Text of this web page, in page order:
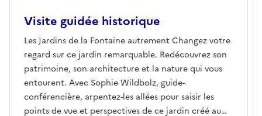
Visite guidée historique
Les Jardins de la Fontaine autrement Changez votre
regard sur ce jardin remarquable. Redécouvrez son
patrimoine, son architecture et la nature qui vous
entourent. Avec Sophie Wildbolz, guide-
conférencière, arpentez-les allées pour saisir les
points de vue et perspectives de ce jardin créé au